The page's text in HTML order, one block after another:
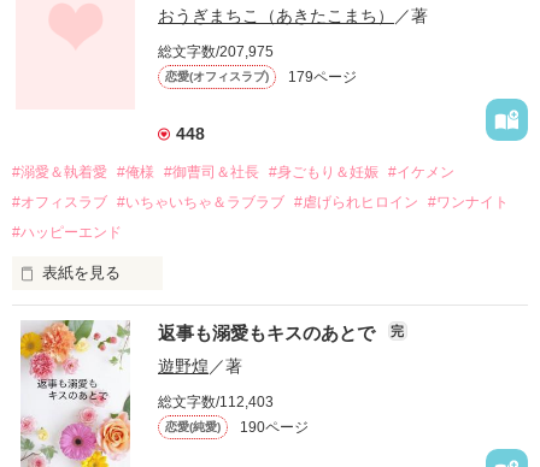
幼なじみの哲平に淡い恋心を抱いていた美桜。
しかし、ある出来事をきっかけに二人の関係は壊れてしまう。
関係修復もできないまま、美桜は両親の離婚によって
引っ越すことになり、哲平とも離れ離れになった。
それから約十二年後。
過去の傷から、二度と会いたくないと思っていた哲平に
運命のような再会を果たす。
酔った勢いで一夜を共にしてしまった。
さらに、美桜が初めてだと知った哲平は
『責任をとる、結婚しよう』と真っ直ぐに告げてきた。
戸惑う美桜とは裏腹に、好きという気持ちを隠すことなく
甘やかしてくる。
そんなある日、哲平は美桜がストーカー被害に
遭っていることを知る。
美桜を守るため、哲平は同居を提案してきて――。
おうぎまちこ（あきたこまち） ／著
総文字数/207,975
恋愛(オフィスラブ) 179ページ
448
#溺愛＆執着愛 #俺様 #御曹司＆社長 #身ごもり＆妊娠 #イケメン
#オフィスラブ #いちゃいちゃ＆ラブラブ #虐げられヒロイン
#ワンナイト
#ハッピーエンド
表紙を見る
おかしな噂を流されて前の職場でうまくいかなかった梅田美
桜は、海外で傷心旅行をしていたところ、日本人美青年と出会
い、酒の勢いもあり一夜限りの関係となる。
帰国後、美桜は新しい職場でワンナイトした美青年と再会。
なんと彼の正体は、とある財閥御曹司にも関わらず、一族を離
れて起業した新進気鋭の実業家、社内でも冷徹だと評判な社長
――御影恭司その人だったのだ――！
返事も溺愛もキスのあとで 完
遊野煌／著
総文字数/112,403
恋愛(純愛) 190ページ